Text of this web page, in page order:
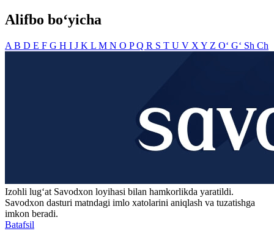
Alifbo bo‘yicha
A B D E F G H I J K L M N O PQ R S T U V X Y Z O‘ G‘ Sh Ch
Izohli lugʻat Savodxon loyihasi bilan hamkorlikda yaratildi.
Savodxon dasturi matndagi imlo xatolarini aniqlash va tuzatishga
imkon beradi.
Batafsil